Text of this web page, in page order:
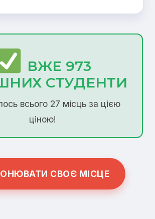
ВЖЕ 973
СТУДЕНТИ
всього 27 місць за цією
ціною!
СВОЄ МІСЦЕ